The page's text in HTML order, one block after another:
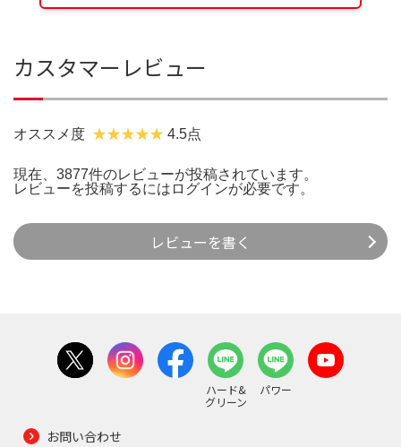
カスタマーレビュー
オススメ度 4.5点
現在、3877件のレビューが投稿されています。
レビューを投稿するには ログインが必要です。
レビューを書く
ハード&
グリーン
パワー
お問い合わせ